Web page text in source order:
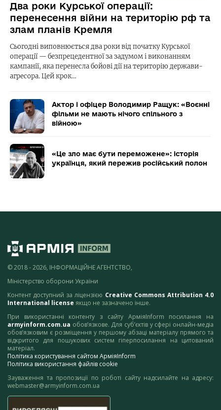
Два роки Курської операції:
перенесення війни на територію рф та
злам планів Кремля
Сьогодні виповнюється два роки від початку Курської
операції — безпрецедентної за задумом і виконанням
кампанії, яка перенесла бойові дії на територію держави-
агресора. Цей крок…
Актор і офіцер Володимир Ращук: «Воєнні
фільми не мають нічого спільного з
війною»
«Це зло має бути переможене»: історія
українця, який пережив російський полон
© 2018 - 2026, ІНФОРМАЦІЙНЕ АГЕНТСТВО,
Міністерство оборони України
Контент доступний за ліцензією Creative Commons Attribution 4.0
International license якщо не зазначено інше.
При використанні контенту з сайту АрміяInform посилання на
armyinform.com.ua обов’язкове. Для суб’єктів у сфері онлайн-медіа
обов’язковим є розміщення у першому абзаці матеріалу прямого та
відкритого для пошукових систем гіперпосилання на цитований
матеріал.
Політика користування сайтом АрміяInform
Політика використання файлів cookie
Зауваження та пропозиції по роботі сайту надсилайте на адресу:
webmaster@armyinform.com.ua